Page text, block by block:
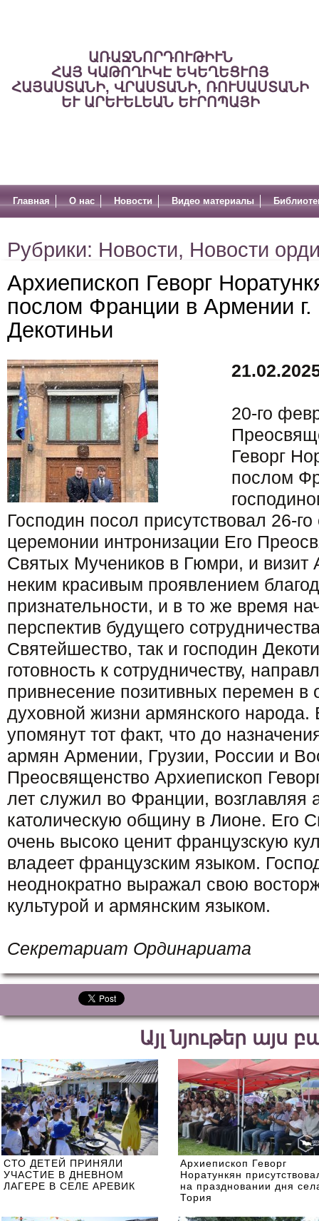
ԱՌԱՋՆՈՐԴՈՒԹԻՒՆ
ՀԱՅ ԿԱԹՈՂԻԿԷ ԵԿԵՂԵՑՒՈՅ
ՀԱՅԱՍՏԱՆԻ, ՎՐԱՍՏԱՆԻ, ՌՈՒՍԱՍՏԱՆԻ
ԵՒ ԱՐԵՒԵԼԵԱՆ ԵՒՐՈՊԱՅԻ
Главная О нас Новости Видео материалы
Рубрики: Новости, Новости
Архиепископ Геворг
послом Франции в Армении
Декотиньи
20-го
Геворг
послом
Господин посол присутствовал 26-
церемонии интронизации Его
Святых Мучеников в Гюмри, и визит
неким красивым проявлением
признательности, и в то же время
перспектив будущего
Святейшество, так и господин
готовность к сотрудничеству,
привнесение позитивных перемен в
духовной жизни армянского
упомянут тот факт, что до
армян Армении, Грузии, России и
Преосвященство Архиепископ
лет служил во Франции, возглавляя
католическую общину в Лионе. Его
очень высоко ценит французскую
владеет французским языком.
неоднократно выражал свою
культурой и армянским языком.
Секретариат Ординариата
Այլ նյութեր այս
СТО ДЕТЕЙ ПРИНЯЛИ
УЧАСТИЕ В ДНЕВНОМ
ЛАГЕРЕ В СЕЛЕ АРЕВИК
Архиепископ Геворг
Норатункян
на праздновании дня
Тория